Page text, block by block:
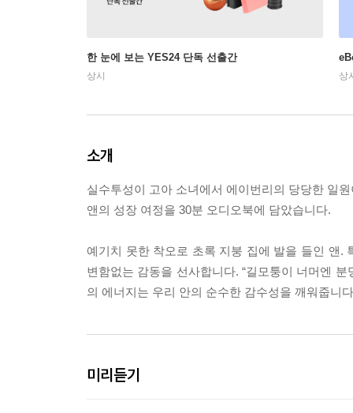
한 눈에 보는 YES24 단독 선출간
상시 상
소개
실수투성이 고아 소녀에서 에이번리의 당당한 일
앤의 성장 여정을 30분 오디오북에 담았습니다.
예기치 못한 착오로 초록 지붕 집에 발을 들인 앤.
변함없는 감동을 선사합니다. “길모퉁이 너머엔
의 에너지는 우리 안의 순수한 감수성을 깨워줍니
미리듣기